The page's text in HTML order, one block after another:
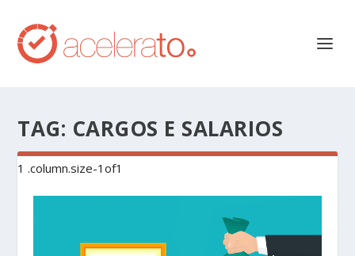
TAG: CARGOS E SALARIOS